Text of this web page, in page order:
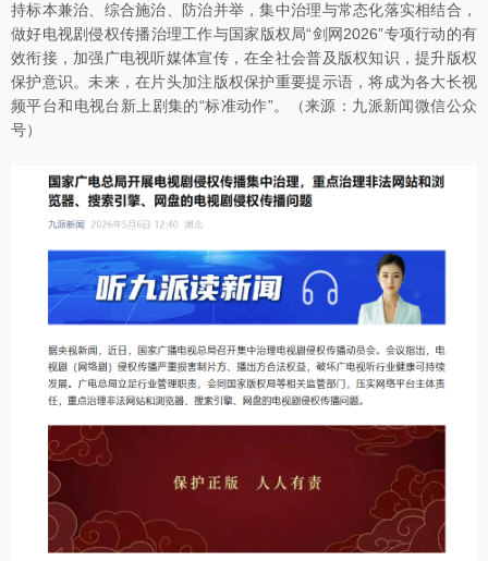
持标本兼治、综合施治、防治并举，集中治理与常态化落实相结合，
做好电视剧侵权传播治理工作与国家版权局“剑网2026”专项行动的有
效衔接，加强广电视听媒体宣传，在全社会普及版权知识，提升版权
保护意识。未来，在片头加注版权保护重要提示语，将成为各大长视
频平台和电视台新上剧集的“标准动作”。（来源：九派新闻微信公众
号）